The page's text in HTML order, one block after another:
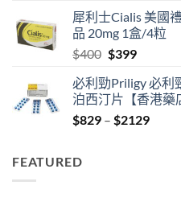
was:
$600.
is:
$480.
犀利士Cialis 美國
品 20mg 1盒/4粒
$400 Original
was:
$400.
$399Current
is:
$399.
必利勁Priligy 必利
泊西汀片【香港藥
$829 – $2129Price
FEATURED